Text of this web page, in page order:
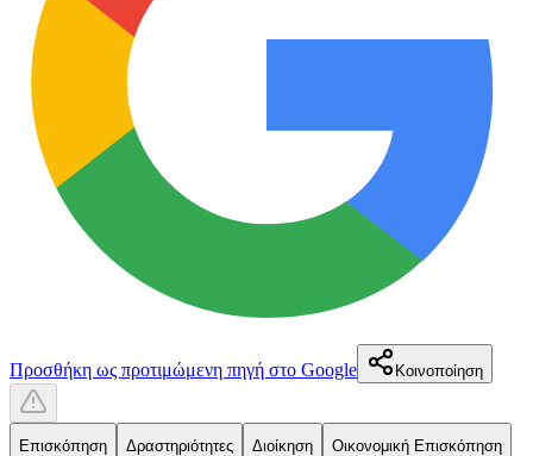
Προσθήκη ως προτιμώμενη πηγή στο Google Κοινοποίηση
Επισκόπηση Δραστηριότητες Διοίκηση Οικονομική Επισκόπηση